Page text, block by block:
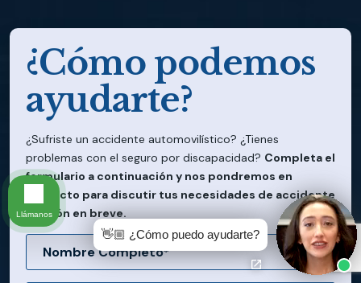
¿Cómo podemos
ayudarte?
¿Sufriste un accidente automovilístico? ¿Tienes
problemas con el seguro por discapacidad? Completa el
formulario a continuación y nos pondremos en
contacto para discutir tus necesidades de accidente
o lesión en breve.
👋🏼 ¿Cómo puedo ayudarte?
Llámanos